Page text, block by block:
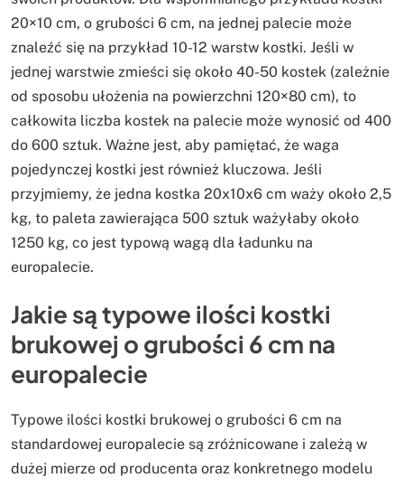
20×10 cm, o grubości 6 cm, na jednej palecie może
znaleźć się na przykład 10-12 warstw kostki. Jeśli w
jednej warstwie zmieści się około 40-50 kostek (zależnie
od sposobu ułożenia na powierzchni 120×80 cm), to
całkowita liczba kostek na palecie może wynosić od 400
do 600 sztuk. Ważne jest, aby pamiętać, że waga
pojedynczej kostki jest również kluczowa. Jeśli
przyjmiemy, że jedna kostka 20x10x6 cm waży około 2,5
kg, to paleta zawierająca 500 sztuk ważyłaby około
1250 kg, co jest typową wagą dla ładunku na
europalecie.
Jakie są typowe ilości kostki
brukowej o grubości 6 cm na
europalecie
Typowe ilości kostki brukowej o grubości 6 cm na
standardowej europalecie są zróżnicowane i zależą w
dużej mierze od producenta oraz konkretnego modelu